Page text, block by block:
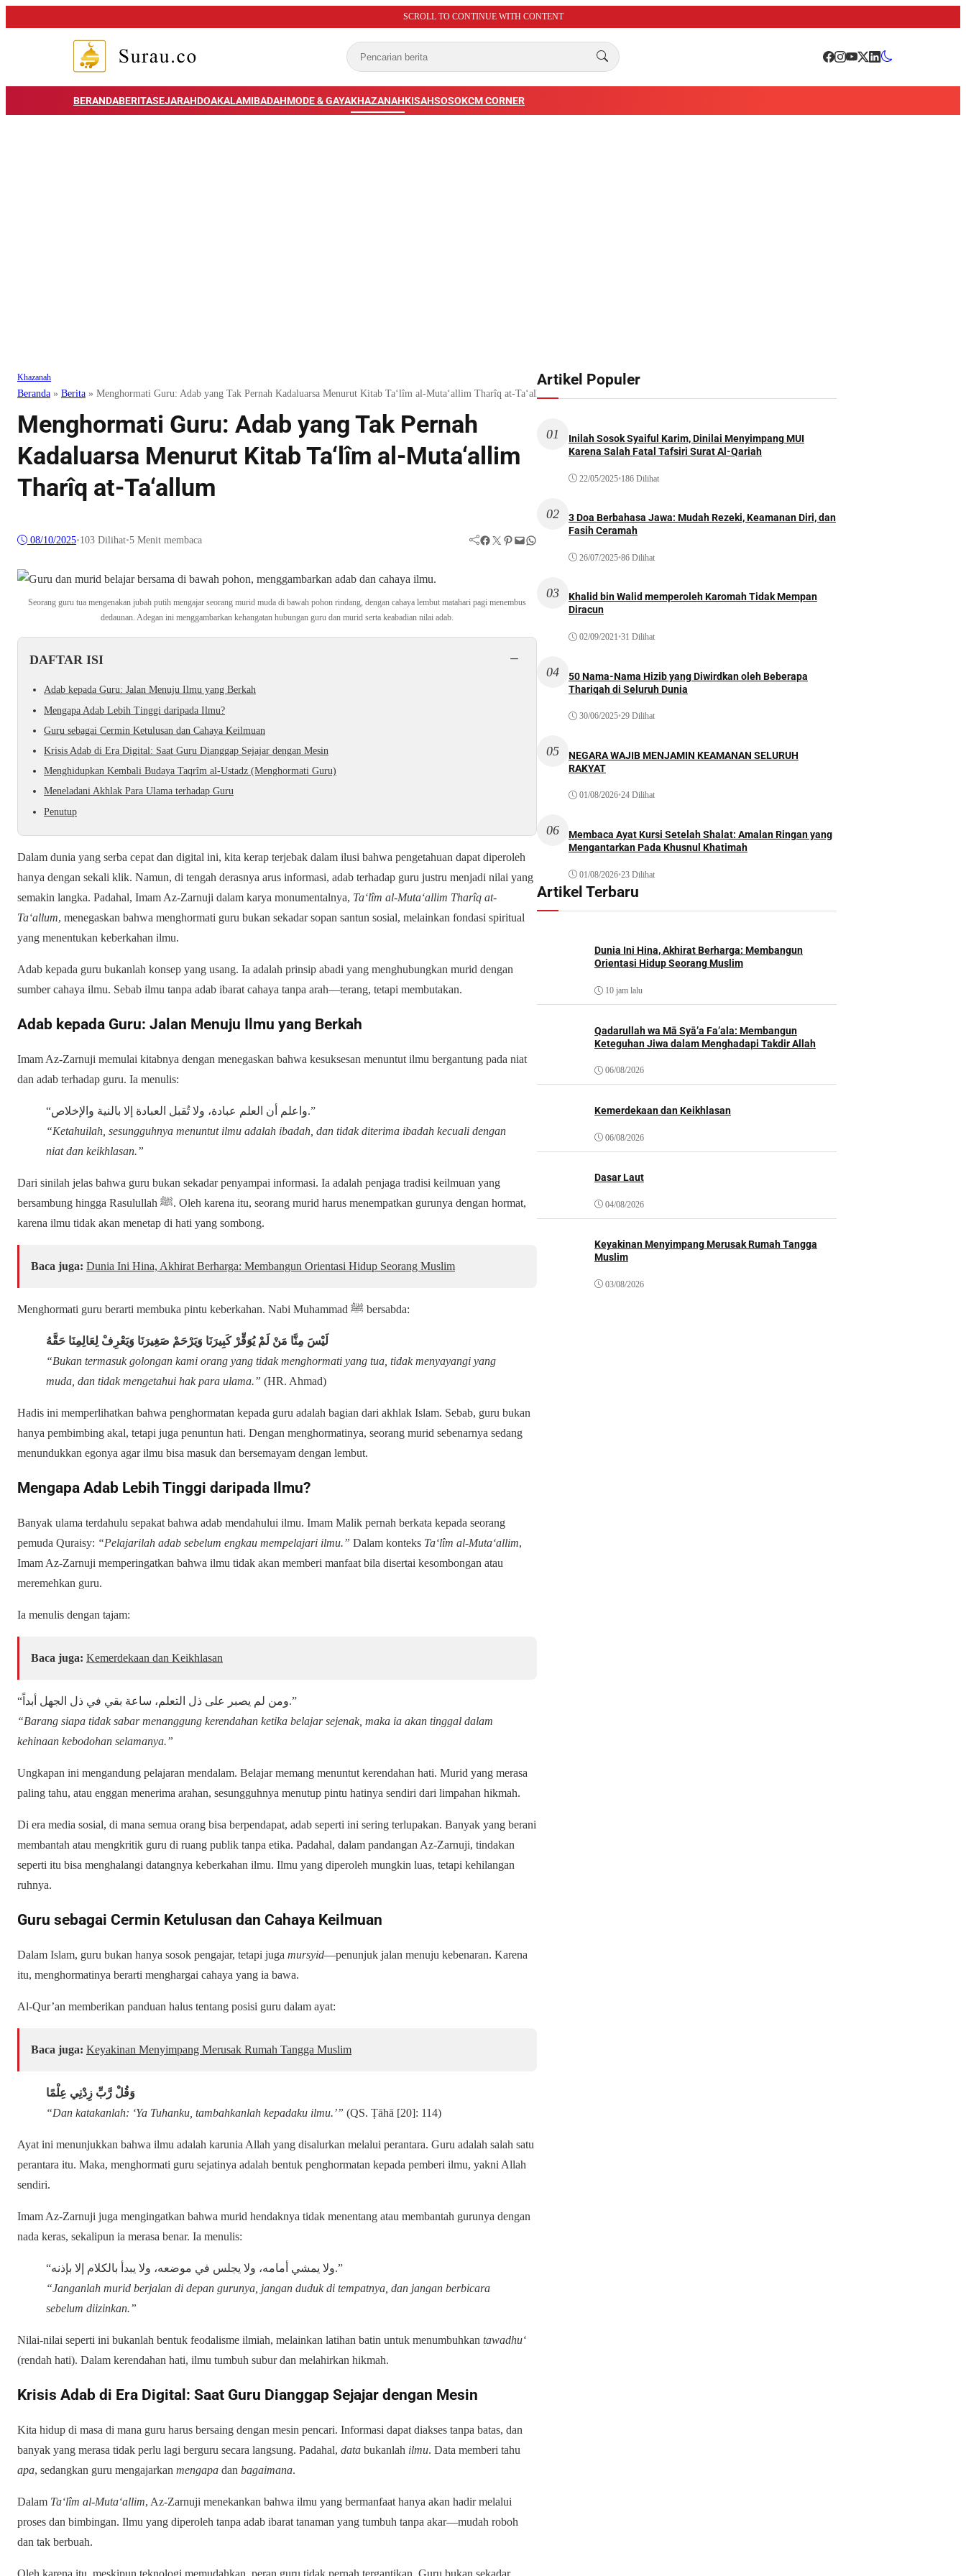
SCROLL TO CONTINUE WITH CONTENT
BERANDABERITASEJARAHDOAKALAMIBADAHMODE & GAYAKHAZANAHKISAHSOSOKCM CORNER
Khazanah
Beranda » Berita » Menghormati Guru: Adab yang Tak Pernah Kadaluarsa Menurut Kitab Ta‘lîm al-Muta‘allim Tharîq at-Ta‘allum
Menghormati Guru: Adab yang Tak Pernah
Kadaluarsa Menurut Kitab Ta‘lîm al-Muta‘allim
Tharîq at-Ta‘allum
08/10/2025•103 Dilihat•5 Menit membaca Facebook Twitter Pinterest Mail WhatsApp
Seorang guru tua mengenakan jubah putih mengajar seorang murid muda di bawah pohon rindang, dengan cahaya lembut matahari pagi menembus
dedaunan. Adegan ini menggambarkan kehangatan hubungan guru dan murid serta keabadian nilai adab.
DAFTAR ISI −
Adab kepada Guru: Jalan Menuju Ilmu yang Berkah
Mengapa Adab Lebih Tinggi daripada Ilmu?
Guru sebagai Cermin Ketulusan dan Cahaya Keilmuan
Krisis Adab di Era Digital: Saat Guru Dianggap Sejajar dengan Mesin
Menghidupkan Kembali Budaya Taqrîm al-Ustadz (Menghormati Guru)
Meneladani Akhlak Para Ulama terhadap Guru
Penutup
Dalam dunia yang serba cepat dan digital ini, kita kerap terjebak dalam ilusi bahwa pengetahuan dapat diperoleh
hanya dengan sekali klik. Namun, di tengah derasnya arus informasi, adab terhadap guru justru menjadi nilai yang
semakin langka. Padahal, Imam Az-Zarnuji dalam karya monumentalnya, Ta‘lîm al-Muta‘allim Tharîq at-
Ta‘allum, menegaskan bahwa menghormati guru bukan sekadar sopan santun sosial, melainkan fondasi spiritual
yang menentukan keberkahan ilmu.
Adab kepada guru bukanlah konsep yang usang. Ia adalah prinsip abadi yang menghubungkan murid dengan
sumber cahaya ilmu. Sebab ilmu tanpa adab ibarat cahaya tanpa arah—terang, tetapi membutakan.
Adab kepada Guru: Jalan Menuju Ilmu yang Berkah
Imam Az-Zarnuji memulai kitabnya dengan menegaskan bahwa kesuksesan menuntut ilmu bergantung pada niat
dan adab terhadap guru. Ia menulis:
“واعلم أن العلم عبادة، ولا تُقبل العبادة إلا بالنية والإخلاص.”
“Ketahuilah, sesungguhnya menuntut ilmu adalah ibadah, dan tidak diterima ibadah kecuali dengan
niat dan keikhlasan.”
Dari sinilah jelas bahwa guru bukan sekadar penyampai informasi. Ia adalah penjaga tradisi keilmuan yang
bersambung hingga Rasulullah ﷺ. Oleh karena itu, seorang murid harus menempatkan gurunya dengan hormat,
karena ilmu tidak akan menetap di hati yang sombong.
Baca juga: Dunia Ini Hina, Akhirat Berharga: Membangun Orientasi Hidup Seorang Muslim
Menghormati guru berarti membuka pintu keberkahan. Nabi Muhammad ﷺ bersabda:
لَيْسَ مِنَّا مَنْ لَمْ يُوَقِّرْ كَبِيرَنَا وَيَرْحَمْ صَغِيرَنَا وَيَعْرِفْ لِعَالِمِنَا حَقَّهُ
“Bukan termasuk golongan kami orang yang tidak menghormati yang tua, tidak menyayangi yang
muda, dan tidak mengetahui hak para ulama.” (HR. Ahmad)
Hadis ini memperlihatkan bahwa penghormatan kepada guru adalah bagian dari akhlak Islam. Sebab, guru bukan
hanya pembimbing akal, tetapi juga penuntun hati. Dengan menghormatinya, seorang murid sebenarnya sedang
menundukkan egonya agar ilmu bisa masuk dan bersemayam dengan lembut.
Mengapa Adab Lebih Tinggi daripada Ilmu?
Banyak ulama terdahulu sepakat bahwa adab mendahului ilmu. Imam Malik pernah berkata kepada seorang
pemuda Quraisy: “Pelajarilah adab sebelum engkau mempelajari ilmu.” Dalam konteks Ta‘lîm al-Muta‘allim,
Imam Az-Zarnuji memperingatkan bahwa ilmu tidak akan memberi manfaat bila disertai kesombongan atau
meremehkan guru.
Ia menulis dengan tajam:
Baca juga: Kemerdekaan dan Keikhlasan
“ومن لم يصبر على ذل التعلم، ساعة بقي في ذل الجهل أبداً.”
“Barang siapa tidak sabar menanggung kerendahan ketika belajar sejenak, maka ia akan tinggal dalam
kehinaan kebodohan selamanya.”
Ungkapan ini mengandung pelajaran mendalam. Belajar memang menuntut kerendahan hati. Murid yang merasa
paling tahu, atau enggan menerima arahan, sesungguhnya menutup pintu hatinya sendiri dari limpahan hikmah.
Di era media sosial, di mana semua orang bisa berpendapat, adab seperti ini sering terlupakan. Banyak yang berani
membantah atau mengkritik guru di ruang publik tanpa etika. Padahal, dalam pandangan Az-Zarnuji, tindakan
seperti itu bisa menghalangi datangnya keberkahan ilmu. Ilmu yang diperoleh mungkin luas, tetapi kehilangan
ruhnya.
Guru sebagai Cermin Ketulusan dan Cahaya Keilmuan
Dalam Islam, guru bukan hanya sosok pengajar, tetapi juga mursyid—penunjuk jalan menuju kebenaran. Karena
itu, menghormatinya berarti menghargai cahaya yang ia bawa.
Al-Qur’an memberikan panduan halus tentang posisi guru dalam ayat:
Baca juga: Keyakinan Menyimpang Merusak Rumah Tangga Muslim
وَقُلْ رَّبِّ زِدْنِي عِلْمًا
“Dan katakanlah: ‘Ya Tuhanku, tambahkanlah kepadaku ilmu.’” (QS. Ṭāhā [20]: 114)
Ayat ini menunjukkan bahwa ilmu adalah karunia Allah yang disalurkan melalui perantara. Guru adalah salah satu
perantara itu. Maka, menghormati guru sejatinya adalah bentuk penghormatan kepada pemberi ilmu, yakni Allah
sendiri.
Imam Az-Zarnuji juga mengingatkan bahwa murid hendaknya tidak menentang atau membantah gurunya dengan
nada keras, sekalipun ia merasa benar. Ia menulis:
“ولا يمشي أمامه، ولا يجلس في موضعه، ولا يبدأ بالكلام إلا بإذنه.”
“Janganlah murid berjalan di depan gurunya, jangan duduk di tempatnya, dan jangan berbicara
sebelum diizinkan.”
Nilai-nilai seperti ini bukanlah bentuk feodalisme ilmiah, melainkan latihan batin untuk menumbuhkan tawadhu‘
(rendah hati). Dalam kerendahan hati, ilmu tumbuh subur dan melahirkan hikmah.
Krisis Adab di Era Digital: Saat Guru Dianggap Sejajar dengan Mesin
Kita hidup di masa di mana guru harus bersaing dengan mesin pencari. Informasi dapat diakses tanpa batas, dan
banyak yang merasa tidak perlu lagi berguru secara langsung. Padahal, data bukanlah ilmu. Data memberi tahu
apa, sedangkan guru mengajarkan mengapa dan bagaimana.
Dalam Ta‘lîm al-Muta‘allim, Az-Zarnuji menekankan bahwa ilmu yang bermanfaat hanya akan hadir melalui
proses dan bimbingan. Ilmu yang diperoleh tanpa adab ibarat tanaman yang tumbuh tanpa akar—mudah roboh
dan tak berbuah.
Oleh karena itu, meskipun teknologi memudahkan, peran guru tidak pernah tergantikan. Guru bukan sekadar
Artikel Populer
01
Inilah Sosok Syaiful Karim, Dinilai Menyimpang MUI
Karena Salah Fatal Tafsiri Surat Al-Qariah
22/05/2025•186 Dilihat
02
3 Doa Berbahasa Jawa: Mudah Rezeki, Keamanan Diri, dan
Fasih Ceramah
26/07/2025•86 Dilihat
03
Khalid bin Walid memperoleh Karomah Tidak Mempan
Diracun
02/09/2021•31 Dilihat
04
50 Nama-Nama Hizib yang Diwirdkan oleh Beberapa
Thariqah di Seluruh Dunia
30/06/2025•29 Dilihat
05
NEGARA WAJIB MENJAMIN KEAMANAN SELURUH
RAKYAT
01/08/2026•24 Dilihat
06
Membaca Ayat Kursi Setelah Shalat: Amalan Ringan yang
Mengantarkan Pada Khusnul Khatimah
01/08/2026•23 Dilihat
Artikel Terbaru
Dunia Ini Hina, Akhirat Berharga: Membangun
Orientasi Hidup Seorang Muslim
10 jam lalu
Qadarullah wa Mā Syā’a Fa’ala: Membangun
Keteguhan Jiwa dalam Menghadapi Takdir Allah
06/08/2026
Kemerdekaan dan Keikhlasan
06/08/2026
Dasar Laut
04/08/2026
Keyakinan Menyimpang Merusak Rumah Tangga
Muslim
03/08/2026